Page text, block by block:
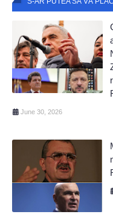
June 30, 2026